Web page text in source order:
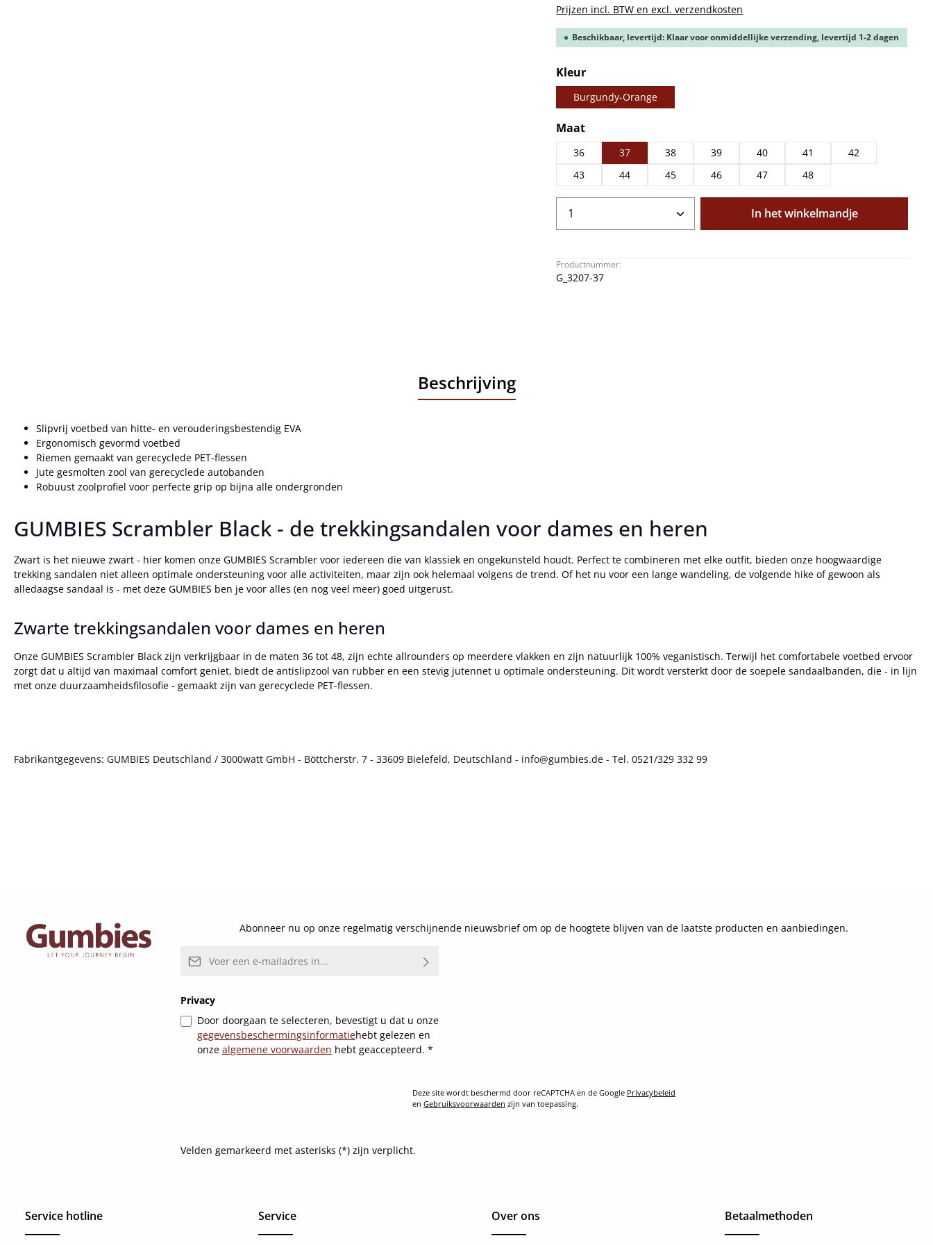
Prijzen incl. BTW en excl. verzendkosten
Beschikbaar, levertijd: Klaar voor onmiddellijke verzending, levertijd 1-2 dagen
Selecteer
Kleur
Burgundy-Orange
Selecteer
Maat
36 37 38 39 40 41
42
43
44 45 46 47 48
Producthoeveelheid: Voer de gewenste
In het winkelmandje
Productnummer:
G_3207-37
Beschrijving
Slipvrij voetbed van hitte- en verouderingsbestendig EVA
Ergonomisch gevormd voetbed
Riemen gemaakt van gerecyclede PET-flessen
Jute gesmolten zool van gerecyclede autobanden
Robuust zoolprofiel voor perfecte grip op bijna alle ondergronden
GUMBIES Scrambler Black - de trekkingsandalen voor dames en heren
Zwart is het nieuwe zwart - hier komen onze GUMBIES Scrambler voor iedereen die van klassiek en ongekunsteld houdt. Perfect te combineren met elke outfit, bieden onze hoogwaardige
trekking sandalen niet alleen optimale ondersteuning voor alle activiteiten, maar zijn ook helemaal volgens de trend. Of het nu voor een lange wandeling, de volgende hike of gewoon als
alledaagse sandaal is - met deze GUMBIES ben je voor alles (en nog veel meer) goed uitgerust.
Zwarte trekkingsandalen voor dames en heren
Onze GUMBIES Scrambler Black zijn verkrijgbaar in de maten 36 tot 48, zijn echte allrounders op meerdere vlakken en zijn natuurlijk 100% veganistisch. Terwijl het comfortabele voetbed ervoor
zorgt dat u altijd van maximaal comfort geniet, biedt de antislipzool van rubber en een stevig jutennet u optimale ondersteuning. Dit wordt versterkt door de soepele sandaalbanden, die - in lijn
met onze duurzaamheidsfilosofie - gemaakt zijn van gerecyclede PET-flessen.
Fabrikantgegevens: GUMBIES Deutschland / 3000watt GmbH - Böttcherstr. 7 - 33609 Bielefeld, Deutschland - info@gumbies.de - Tel. 0521/329 332 99
Abonneer nu op onze regelmatig verschijnende nieuwsbrief om op de hoogtete blijven van de laatste producten en aanbiedingen.
E-mailadres*
Privacy
Door doorgaan te selecteren, bevestigt u dat u onze
gegevensbeschermingsinformatiehebt gelezen en
onze algemene voorwaarden hebt geaccepteerd. *
Deze site wordt beschermd door reCAPTCHA en de Google Privacybeleid
en Gebruiksvoorwaarden zijn van toepassing.
Velden gemarkeerd met asterisks (*) zijn verplicht.
Service hotline Service Over ons Betaalmethoden